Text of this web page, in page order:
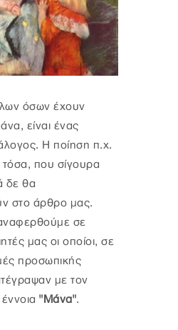
όσων έχουν
είναι ένας
Η ποίηση π.χ.
τόσα, που σίγουρα
δε θα
στο άρθρο μας.
σε
μας οι οποίοι, σε
προσωπικής
με τον
"Μάνα".